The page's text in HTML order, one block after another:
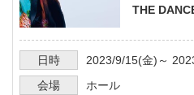
THE
日時 2023/9/15(金)～
会場
ホール